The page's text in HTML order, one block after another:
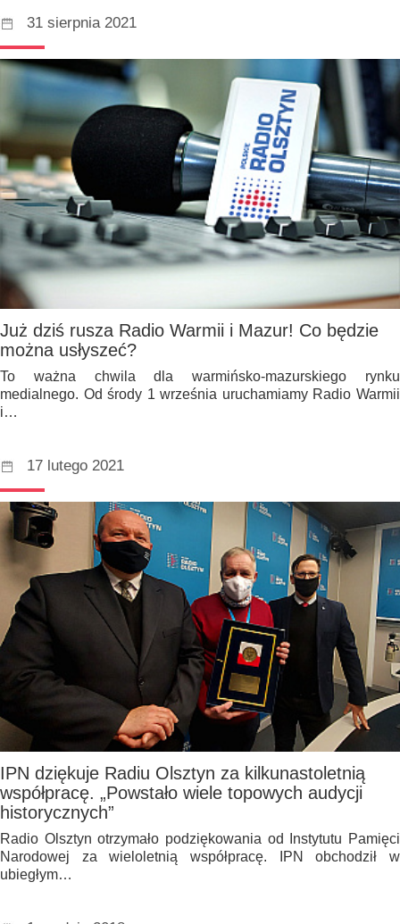
31 sierpnia 2021
Już dziś rusza Radio Warmii i Mazur! Co będzie
można usłyszeć?
To ważna chwila dla warmińsko-mazurskiego rynku
medialnego. Od środy 1 września uruchamiamy Radio Warmii
i…
17 lutego 2021
IPN dziękuje Radiu Olsztyn za kilkunastoletnią
współpracę. „Powstało wiele topowych audycji
historycznych”
Radio Olsztyn otrzymało podziękowania od Instytutu Pamięci
Narodowej za wieloletnią współpracę. IPN obchodził w
ubiegłym…